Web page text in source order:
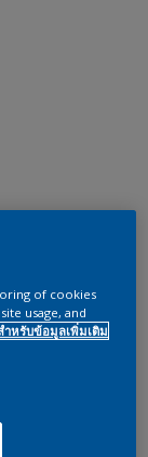
of cookies
usage, and
หรับข้อมูลเพิ่มเติม